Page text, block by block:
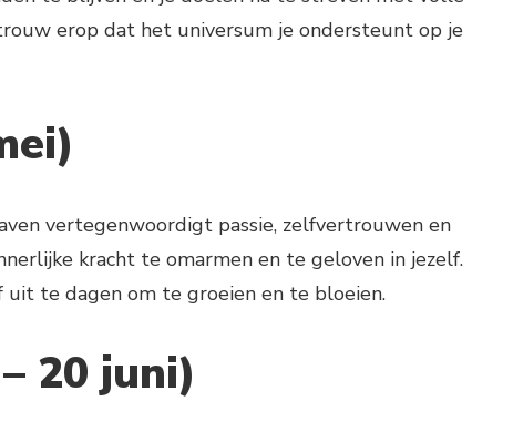
erop dat het universum je ondersteunt op je
vertegenwoordigt passie, zelfvertrouwen en
kracht te omarmen en te geloven in jezelf.
te dagen om te groeien en te bloeien.
20 juni)